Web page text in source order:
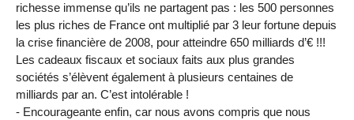
richesse immense qu’ils ne partagent pas : les 500 personnes
les plus riches de France ont multiplié par 3 leur fortune depuis
la crise financière de 2008, pour atteindre 650 milliards d’€ !!!
Les cadeaux fiscaux et sociaux faits aux plus grandes
sociétés s’élèvent également à plusieurs centaines de
milliards par an. C’est intolérable !
- Encourageante enfin, car nous avons compris que nous